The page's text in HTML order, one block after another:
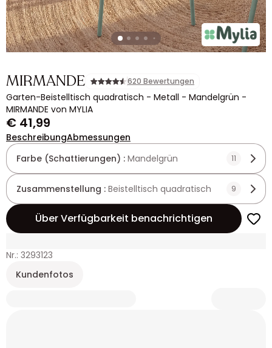
MIRMANDE 620 Bewertungen
Garten-Beistelltisch quadratisch - Metall - Mandelgrün -
MIRMANDE von MYLIA
€ 41,99
BeschreibungAbmessungen
Farbe (Schattierungen) : Mandelgrün 11
Zusammenstellung : Beistelltisch quadratisch 9
Über Verfügbarkeit benachrichtigen
Nr.: 3293123
Kundenfotos